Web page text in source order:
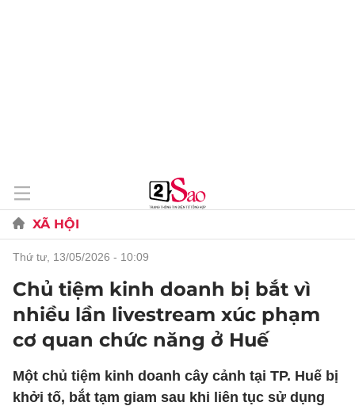
XÃ HỘI
thứ tư, 13/05/2026 - 10:09
Chủ tiệm kinh doanh bị bắt vì
nhiều lần livestream xúc phạm
cơ quan chức năng ở Huế
Một chủ tiệm kinh doanh cây cảnh tại TP. Huế bị
khởi tố, bắt tạm giam sau khi liên tục sử dụng